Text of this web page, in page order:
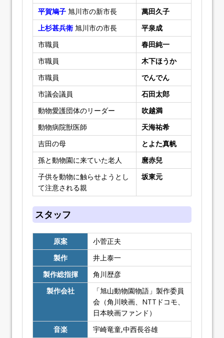
平賀鳩子 旭川市の新市長
萬田久子
上杉甚兵衛 旭川市の市長
平泉成
市職員
春田純一
市職員
木下ほうか
市職員
でんでん
市議会議員
石田太郎
動物愛護団体のリーダー
吹越満
動物病院獣医師
天海祐希
吉田の母
とよた真帆
孫と動物園に来ていた老人
麿赤兒
子供を動物に触らせようとし
て注意される親
坂東元
スタッフ
原案
小菅正夫
製作
井上泰一
製作総指揮
角川歴彦
製作会社
「旭山動物園物語」製作委員
会（角川映画、NTTドコモ、
日本映画ファンド）
音楽
宇崎竜童,中西長谷雄